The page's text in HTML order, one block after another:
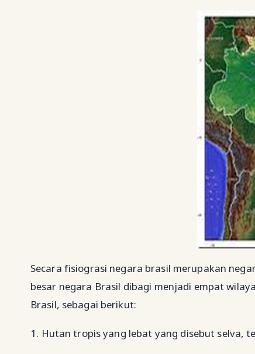
Secara fisiograsi negara brasil merupakan
besar negara Brasil dibagi menjadi empat
Brasil, sebagai berikut:
1. Hutan tropis yang lebat yang disebut selva,